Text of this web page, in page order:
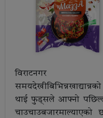
विराटनगर
थाई फुड्सले आफ्नो
चाउचाउबजारमाल्याएको